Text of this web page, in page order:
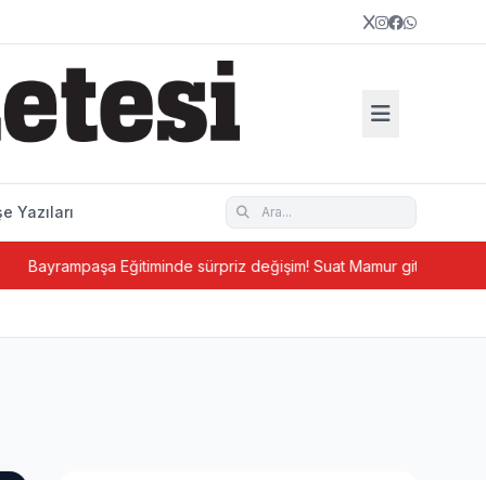
Yazıları
sürpriz değişim! Suat Mamur gitti, Hüseyin Aydın geldi